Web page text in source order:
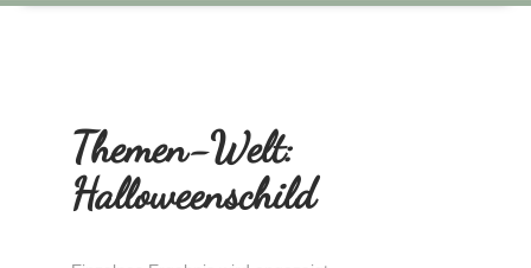
Themen-Welt:
Halloweenschild